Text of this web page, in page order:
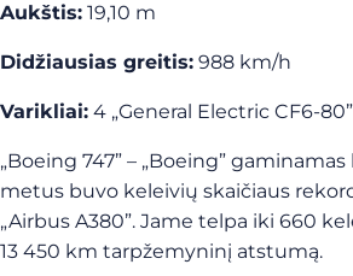
Aukštis: 19,10 m
Didžiausias greitis: 988 km/h
Varikliai: 4 „General Electric CF6-
„Boeing 747” – „Boeing” gaminamas
metus buvo keleivių skaičiaus
„Airbus A380”. Jame telpa iki 660
13 450 km tarpžemyninį atstumą.